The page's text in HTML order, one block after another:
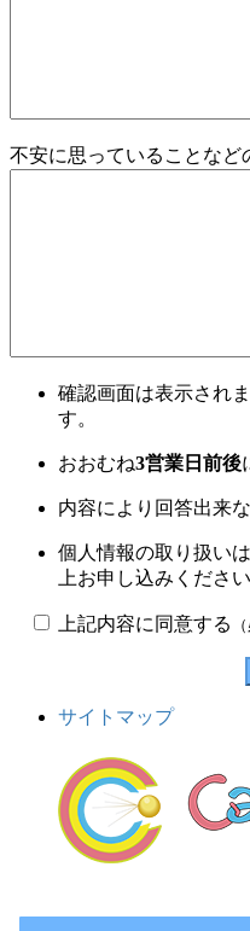
不安に思っていることなど
確認画面は表示され
す。
おおむね3営業日前後
内容により回答出来
個人情報の取り扱いは
上お申し込みください
上記内容に同意する
サイトマップ